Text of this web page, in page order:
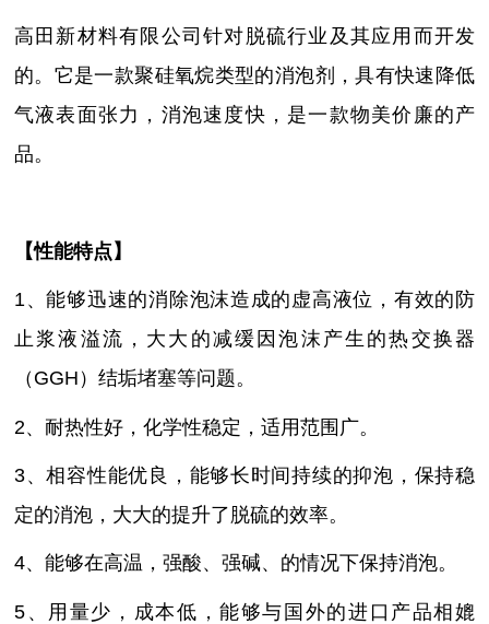
高田新材料有限公司针对脱硫行业及其应用而开发
的。它是一款聚硅氧烷类型的消泡剂，具有快速降低
气液表面张力，消泡速度快，是一款物美价廉的产
品。
【性能特点】
1、能够迅速的消除泡沫造成的虚高液位，有效的防
止浆液溢流，大大的减缓因泡沫产生的热交换器
（GGH）结垢堵塞等问题。
2、 耐热性好，化学性稳定， 适用范围广。
3、相容性能优良，能够长时间持续的抑泡，保持稳
定的消泡，大大的提升了脱硫的效率。
4、能够在高温 ， 强酸、 强碱、 的情况下保持消泡。
5、用量少，成本低，能够与国外的进口产品相媲